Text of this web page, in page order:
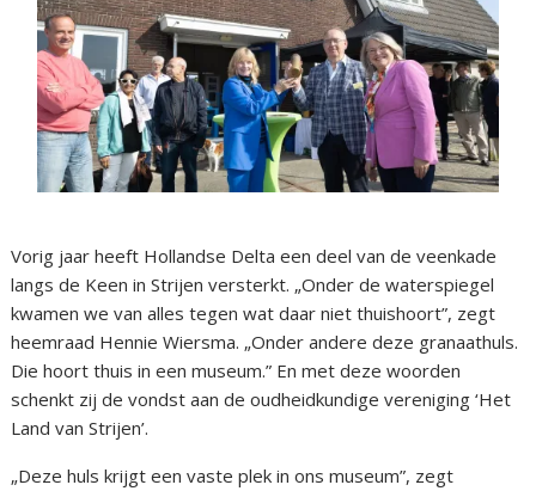
Vorig jaar heeft Hollandse Delta een deel van de veenkade
langs de Keen in Strijen versterkt. „Onder de waterspiegel
kwamen we van alles tegen wat daar niet thuishoort”, zegt
heemraad Hennie Wiersma. „Onder andere deze granaathuls.
Die hoort thuis in een museum.” En met deze woorden
schenkt zij de vondst aan de oudheidkundige vereniging ‘Het
Land van Strijen’.
„Deze huls krijgt een vaste plek in ons museum”, zegt